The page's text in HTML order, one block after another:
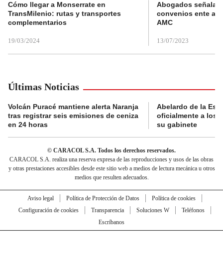
Cómo llegar a Monserrate en
TransMilenio: rutas y transportes
complementarios
19/03/2024
Abogados
convenios ente
AMC
13/07/2023
Últimas Noticias
Volcán Puracé mantiene alerta Naranja
tras registrar seis emisiones de ceniza
en 24 horas
Abelardo de la
oficialmente a los
su gabinete
© CARACOL S.A. Todos los derechos reservados.
CARACOL S.A. realiza una reserva expresa de las reproducciones y usos de las obras
y otras prestaciones accesibles desde este sitio web a medios de lectura mecánica u otros
medios que resulten adecuados.
Aviso legal Política de Protección de Datos
Política de cookies
Configuración de cookies
Transparencia Soluciones W
Teléfonos
Escríbanos